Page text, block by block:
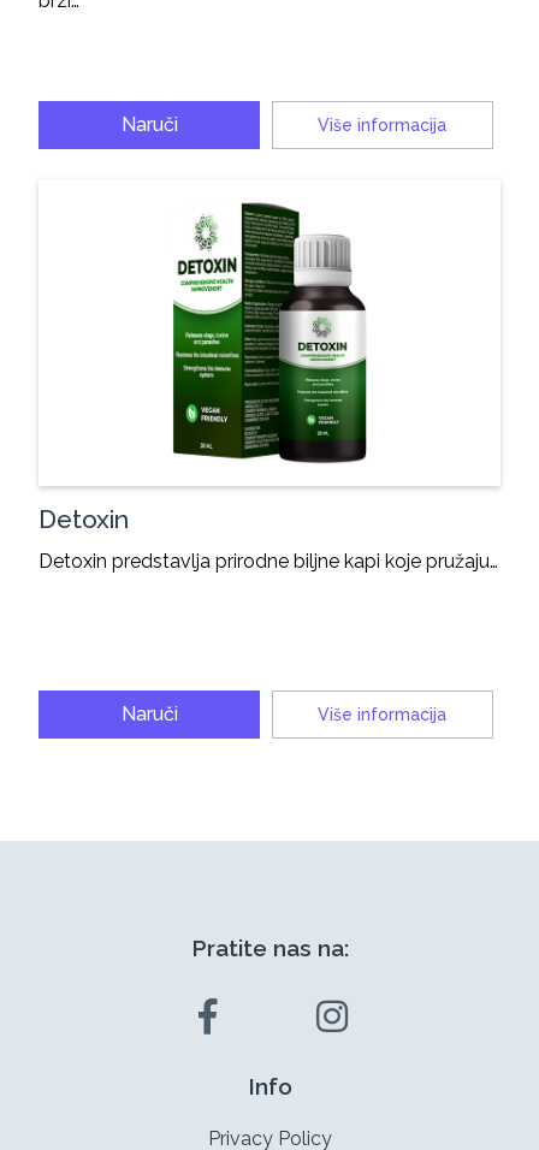
Naruči Više informacija
Detoxin
Detoxin predstavlja prirodne biljne kapi koje pružaju…
Naruči Više informacija
Pratite nas na:
Info
Privacy Policy